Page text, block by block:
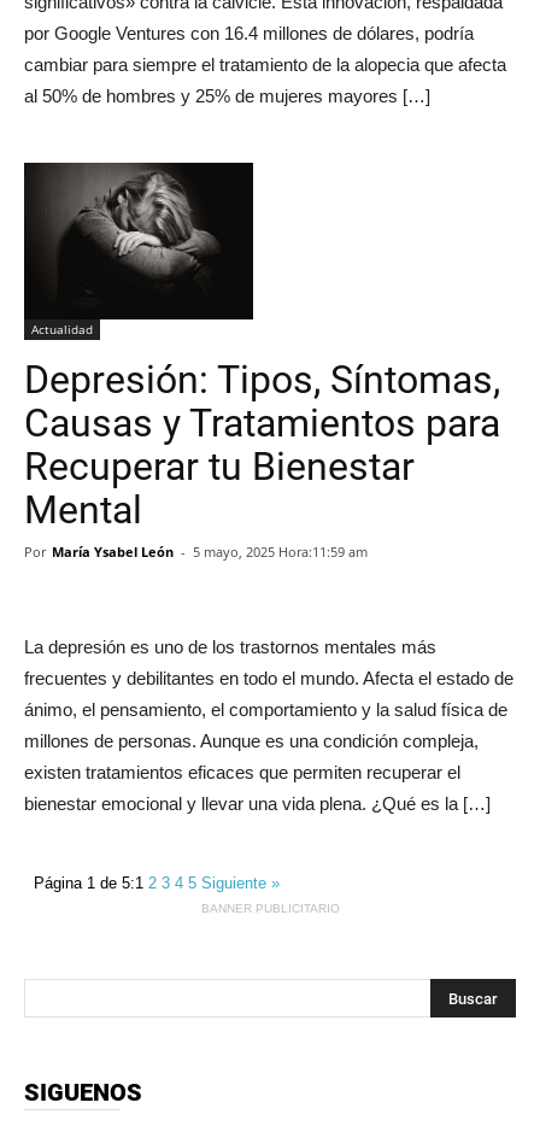
por Google Ventures con 16.4 millones de dólares, podría
cambiar para siempre el tratamiento de la alopecia que afecta
al 50% de hombres y 25% de mujeres mayores […]
Actualidad
Depresión: Tipos, Síntomas,
Causas y Tratamientos para
Recuperar tu Bienestar
Mental
Por María Ysabel León - 5 mayo, 2025 Hora:11:59 am
La depresión es uno de los trastornos mentales más
frecuentes y debilitantes en todo el mundo. Afecta el estado de
ánimo, el pensamiento, el comportamiento y la salud física de
millones de personas. Aunque es una condición compleja,
existen tratamientos eficaces que permiten recuperar el
bienestar emocional y llevar una vida plena. ¿Qué es la […]
Página 1 de 5:1 2345Siguiente »
BANNER PUBLICITARIO
SIGUENOS